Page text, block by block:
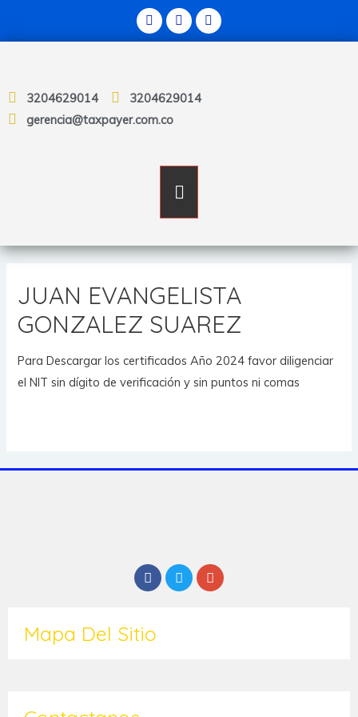
3204629014
3204629014
gerencia@taxpayer.com.co
JUAN EVANGELISTA
GONZALEZ SUAREZ
Para Descargar los certificados Año 2024 favor diligenciar
el NIT sin dígito de verificación y sin puntos ni comas
Mapa Del Sitio